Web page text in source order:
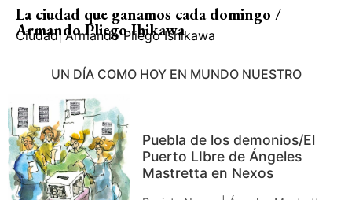
La ciudad que ganamos cada domingo /
Armando Pliego Ihikawa
Ciudad| Armando Pliego Ishikawa
UN DÍA COMO HOY EN MUNDO NUESTRO
Puebla de los demonios/El
Puerto LIbre de Ángeles
Mastretta en Nexos